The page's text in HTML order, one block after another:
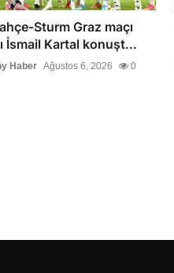
Sturm Graz maçı
İsmail Kartal konuşt...
Haber Ağustos 6, 2026 0